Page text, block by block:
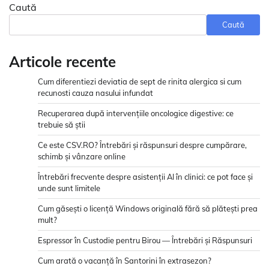
Caută
Caută
Articole recente
Cum diferentiezi deviatia de sept de rinita alergica si cum
recunosti cauza nasului infundat
Recuperarea după intervențiile oncologice digestive: ce
trebuie să știi
Ce este CSV.RO? Întrebări și răspunsuri despre cumpărare,
schimb și vânzare online
Întrebări frecvente despre asistenții AI în clinici: ce pot face și
unde sunt limitele
Cum găsești o licență Windows originală fără să plătești prea
mult?
Espressor în Custodie pentru Birou — Întrebări și Răspunsuri
Cum arată o vacanță în Santorini în extrasezon?